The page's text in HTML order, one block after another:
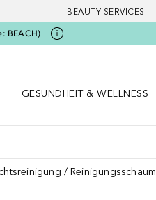
BEAUTY SERVICES
BEACH)
GESUNDHEIT & WELLNESS
Reinigungsschaum